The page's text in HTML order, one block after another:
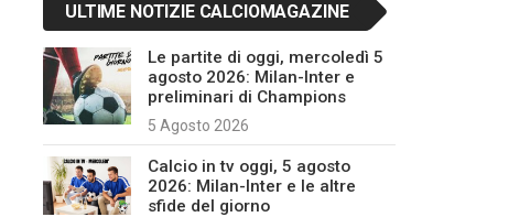
ULTIME NOTIZIE CALCIOMAGAZINE
Le partite di oggi, mercoledì 5
agosto 2026: Milan-Inter e
preliminari di Champions
5 Agosto 2026
Calcio in tv oggi, 5 agosto
2026: Milan-Inter e le altre
sfide del giorno